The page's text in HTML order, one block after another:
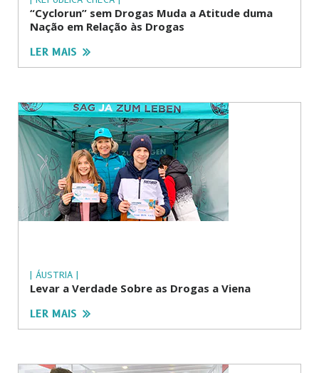
“Cyclorun” sem Drogas Muda a Atitude duma
Nação em Relação às Drogas
LER MAIS
| ÁUSTRIA |
Levar a Verdade Sobre as Drogas a Viena
LER MAIS